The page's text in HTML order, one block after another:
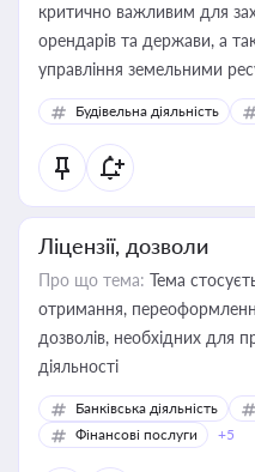
критично важливим для
орендарів та держави, а
управління земельними
Будівельна діяльність
Ліцензії, дозволи
Про що тема: Тема
отримання,
дозволів, необхідних для
діяльності
Банківська діяльність
Фінансові послуги
+5